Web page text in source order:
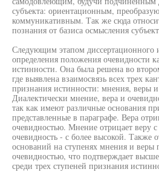
субъекта: ориентационным,
коммуникативным. Так же сюда
познания от базиса осмысления
Следующим этапом диссертационного
определения положения очевидности
истинности. Она была решена во
где выявлена взаимосвязь всех трех
признания истинности: мнения, веры
Диалектически мнение, вера и
так как имеют различные основания
представленные в параграфе. Вера
очевидностью. Мнение отрицает веру
очевидность - с более высокой. Также
оснований на ступенях мнения и веры
очевидностью, что подтверждает
среди трех ступеней признания